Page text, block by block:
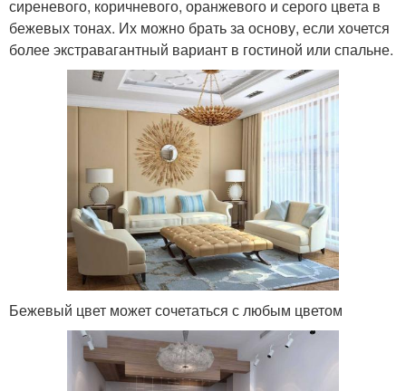
сиреневого, коричневого, оранжевого и серого цвета в
бежевых тонах. Их можно брать за основу, если хочется
более экстравагантный вариант в гостиной или спальне.
Бежевый цвет может сочетаться с любым цветом